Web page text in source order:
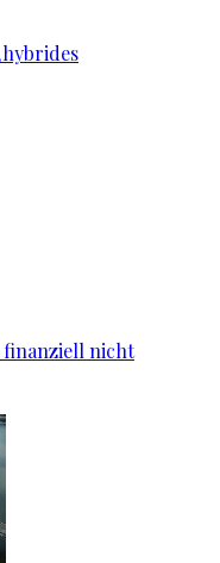
finanziell nicht